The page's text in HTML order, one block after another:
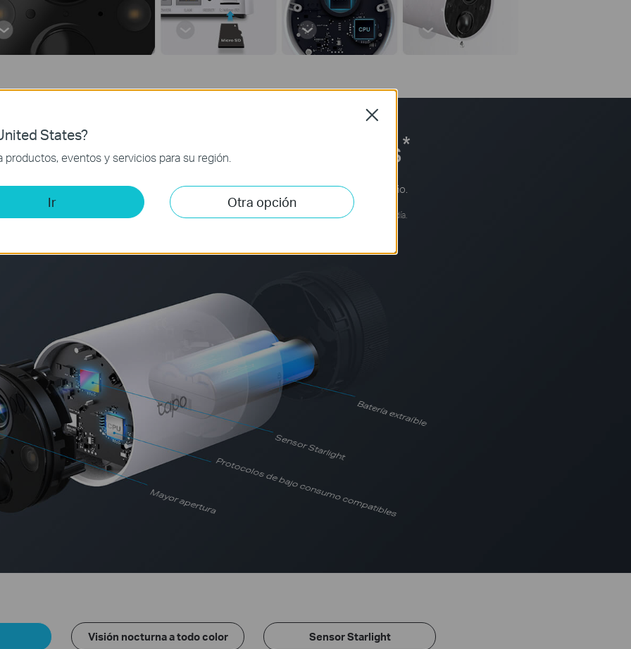
Larga Duración hasta 180 Días*
recargable y extraíble dura tanto que solo tendrás que recargarla 2 veces al año.
de hasta 180 días se basa en las pruebas de laboratorio de TP-Link que activan de 10 a 20 eventos por día.
Mayor apertura Protocolos de bajo consumo compatibles
Sensor Starlight
Batería extraíble
Visión nocturna a todo color Sensor Starlight
States?
productos, eventos y servicios para su región.
Ir Otra opción
Close